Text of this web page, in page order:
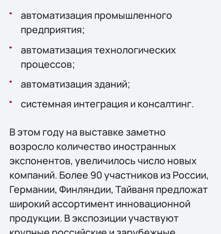
автоматизация промышленного
предприятия;
автоматизация технологических
процессов;
автоматизация зданий;
системная интеграция и консалтинг.
В этом году на выставке заметно
возросло количество иностранных
экспонентов, увеличилось число новых
компаний. Более 90 участников из России,
Германии, Финляндии, Тайваня предложат
широкий ассортимент инновационной
продукции. В экспозиции участвуют